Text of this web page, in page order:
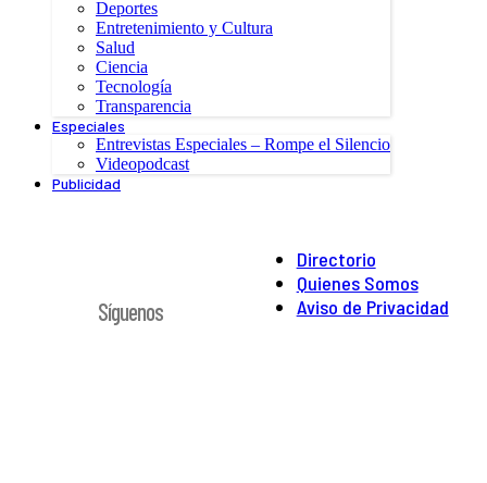
Deportes
Entretenimiento y Cultura
Salud
Ciencia
Tecnología
Transparencia
Especiales
Entrevistas Especiales – Rompe el Silencio
Videopodcast
Publicidad
Directorio
Quienes Somos
Aviso de Privacidad
Síguenos